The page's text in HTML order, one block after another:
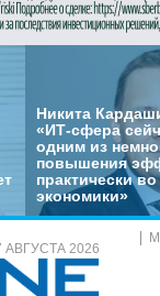
Никита
«ИТ-сфера
одним из
повышения
практически
экономики»
АВГУСТА 2026